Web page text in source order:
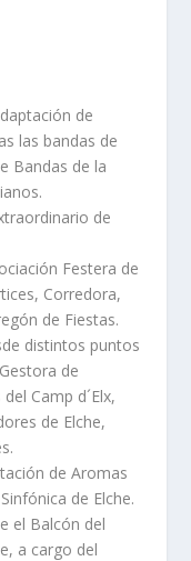
de
las bandas de
Bandas de la
de
Festera de
Corredora,
de Fiestas.
distintos puntos
de
Camp d´Elx,
de Elche,
de Aromas
de Elche.
el Balcón del
a cargo del